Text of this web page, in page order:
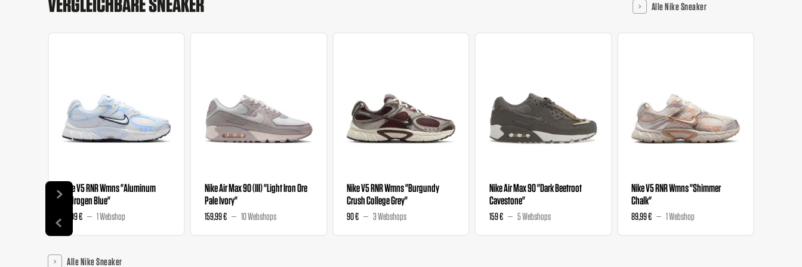
Alle Nike Sneaker
Nike V5 RNR Wmns "Aluminum
Hydrogen Blue"
89,99 € 1 Webshop
Nike Air Max 90 (III) "Light Iron Ore
Pale Ivory"
159,99 € 10 Webshops
Nike V5 RNR Wmns "Burgundy
Crush College Grey"
90 € 3 Webshops
Nike Air Max 90 "Dark Beetroot
Cavestone"
159 € 5 Webshops
Nike V5 RNR Wmns "Shimmer
Chalk"
89,99 € 1 Webshop
Alle Nike Sneaker